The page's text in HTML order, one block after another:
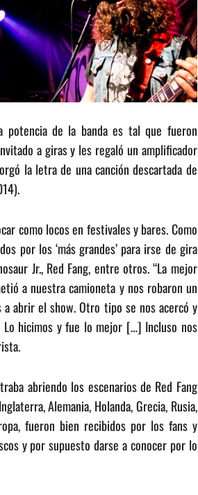
potencia de la banda es tal que fueron
a giras y les regaló un amplificador
la letra de una canción descartada de
como locos en festivales y bares. Como
por los ‘más grandes’ para irse de gira
Jr., Red Fang, entre otros. “La mejor
a nuestra camioneta y nos robaron un
a abrir el show. Otro tipo se nos acercó y
Lo hicimos y fue lo mejor […] Incluso nos
abriendo los escenarios de Red Fang
Alemania, Holanda, Grecia, Rusia,
fueron bien recibidos por los fans y
y por supuesto darse a conocer por lo